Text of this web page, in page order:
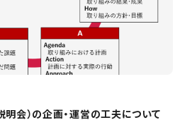
明会）の企画・運営の工夫について